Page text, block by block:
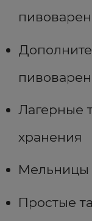
Лагерные
хранения
Мельницы
Простые